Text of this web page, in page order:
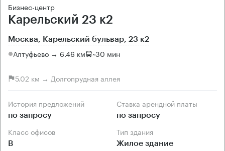
Бизнес-центр
Карельский 23 к2
Москва, Карельский бульвар, 23 к2
Алтуфьево → 6.46 км ~30 мин
5.02 км → Долгопрудная аллея
История предложений
по запросу
Ставка арендной платы
по запросу
Класс офисов
B
Тип здания
Жилое здание